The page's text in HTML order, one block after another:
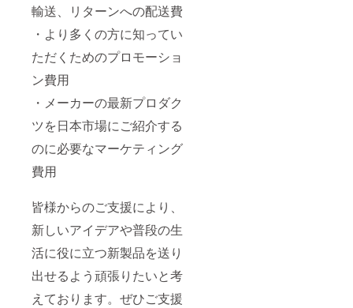
輸送、リターンへの配送費
・より多くの方に知ってい
ただくためのプロモーショ
ン費用
・メーカーの最新プロダク
ツを日本市場にご紹介する
のに必要なマーケティング
費用
皆様からのご支援により、
新しいアイデアや普段の生
活に役に立つ新製品を送り
出せるよう頑張りたいと考
えております。ぜひご支援